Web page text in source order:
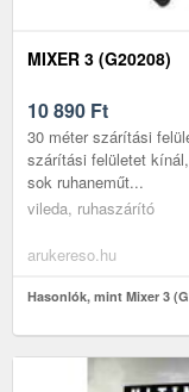
MIXER 3 (G20208)
10 890 Ft
30 méter szárítási
szárítási felületet
sok ruhaneműt...
vileda, ruhaszárító
arukereso.hu
Hasonlók, mint Mixer 3